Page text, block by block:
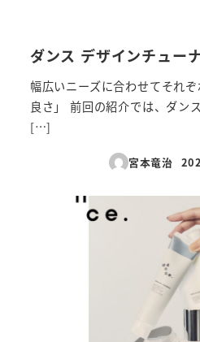
ダンス デザインチュー
幅広いニーズに合わせてそれ
良さ」 前回の紹介では、ダン
[…]
宮本竜治
投